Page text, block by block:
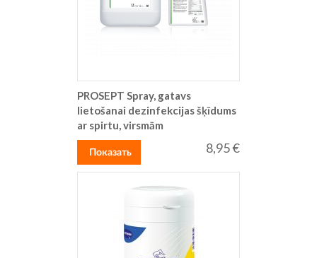
PROSEPT Spray, gatavs
lietošanai dezinfekcijas šķīdums
ar spirtu, virsmām
8,95 €
Показать